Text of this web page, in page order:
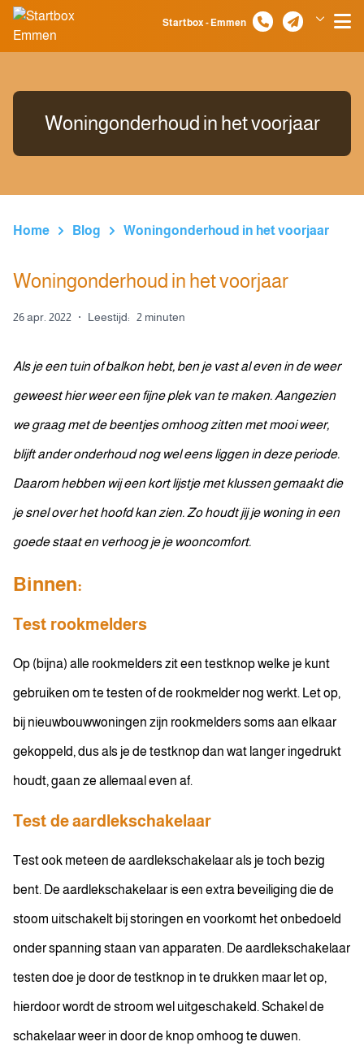
Spring naar inhoud
Startbox - Emmen
Woningonderhoud in het voorjaar
Home Blog Woningonderhoud in het voorjaar
Woningonderhoud in het voorjaar
26 apr. 2022 · Leestijd: 2 minuten
Als je een tuin of balkon hebt, ben je vast al even in de weer
geweest hier weer een fijne plek van te maken. Aangezien
we graag met de beentjes omhoog zitten met mooi weer,
blijft ander onderhoud nog wel eens liggen in deze periode.
Daarom hebben wij een kort lijstje met klussen gemaakt die
je snel over het hoofd kan zien. Zo houdt jij je woning in een
goede staat en verhoog je je wooncomfort.
Binnen:
Test rookmelders
Op (bijna) alle rookmelders zit een testknop welke je kunt
gebruiken om te testen of de rookmelder nog werkt. Let op,
bij nieuwbouwwoningen zijn rookmelders soms aan elkaar
gekoppeld, dus als je de testknop dan wat langer ingedrukt
houdt, gaan ze allemaal even af.
Test de aardlekschakelaar
Test ook meteen de aardlekschakelaar als je toch bezig
bent. De aardlekschakelaar is een extra beveiliging die de
stoom uitschakelt bij storingen en voorkomt het onbedoeld
onder spanning staan van apparaten. De aardlekschakelaar
testen doe je door de testknop in te drukken maar let op,
hierdoor wordt de stroom wel uitgeschakeld. Schakel de
schakelaar weer in door de knop omhoog te duwen.